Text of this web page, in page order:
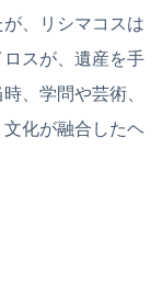
、リシマコスは
スが、遺産を手
、学問や芸術、
化が融合したヘ